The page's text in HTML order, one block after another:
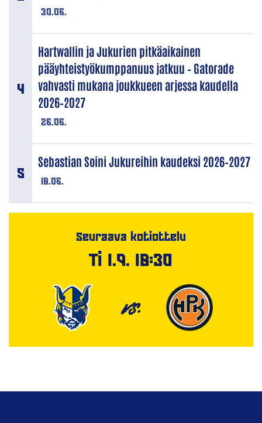
30.06.
26.06.
Hartwallin ja Jukurien pitkäaikainen
pääyhteistyökumppanuus jatkuu – Gatorade
vahvasti mukana joukkueen arjessa kaudella
2026–2027
18.06.
Sebastian Soini Jukureihin kaudeksi 2026–2027
Seuraava kotiottelu
Ti 1.9. 18:30
VS.